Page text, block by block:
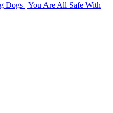
Dogs | You Are All Safe With